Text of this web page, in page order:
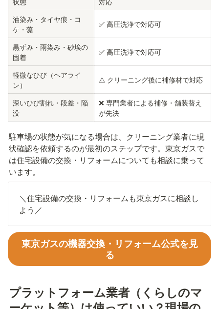
油染み・タイヤ痕・コ
ケ・藻
✅ 高圧洗浄で対応可
黒ずみ・雨染み・砂埃の
固着
✅ 高圧洗浄で対応可
軽微なひび（ヘアライ
ン）
⚠️ クリーニング後に補修材で対応
深いひび割れ・段差・陥
没
❌ 専門業者による補修・舗装替え
が先決
駐車場の状態が気になる場合は、クリーニング業者に現
状確認を依頼するのが最初のステップです。東京ガスで
は住宅設備の交換・リフォームについても相談に乗って
います。
＼住宅設備の交換・リフォームも東京ガスに相談し
よう／
東京ガスの機器交換・リフォーム公式を見
る
プラットフォーム業者（くらしのマ